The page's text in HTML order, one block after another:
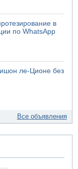
в
по WhatsApp
ле-Ционе без
Все объявления